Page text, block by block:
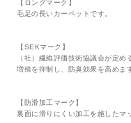
【ロングマーク】
毛足の長いカーペットです。
【SEKマーク】
（社）繊維評価技術協議会が定
増殖を抑制し、防臭効果を高めま
【防滑加工マーク】
裏面に滑りにくい加工を施したマ